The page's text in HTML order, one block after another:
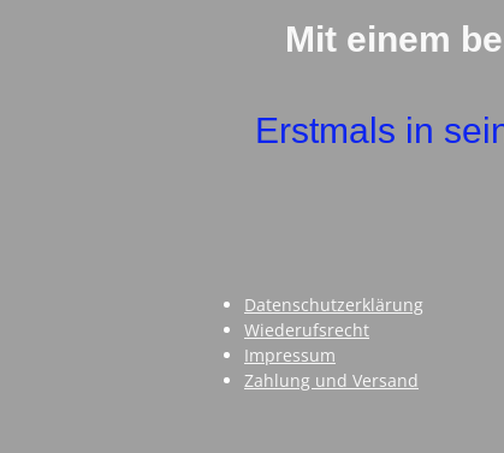
Mit einem
Erstmals in
Datenschutzerklärung
Wiederufsrecht
Impressum
Zahlung und Versand